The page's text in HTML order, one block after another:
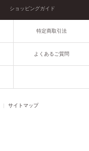
ショッピングガイド
特定商取引法
よくあるご質問
サイトマップ